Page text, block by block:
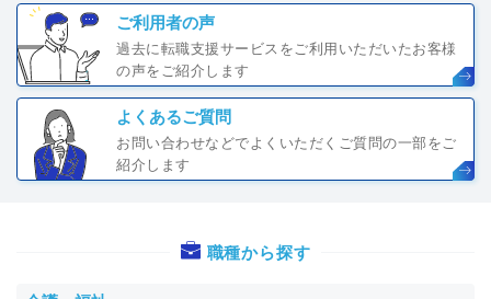
ご利用者の声
過去に転職支援サービスをご利用いただいたお客様
の声をご紹介します
よくあるご質問
お問い合わせなどでよくいただくご質問の一部をご
紹介します
職種から探す